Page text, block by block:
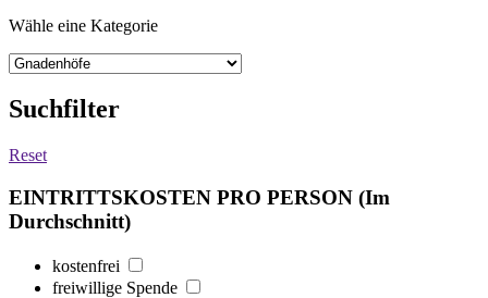
Wähle eine Kategorie
Suchfilter
Reset
EINTRITTSKOSTEN PRO PERSON (Im
Durchschnitt)
kostenfrei
freiwillige Spende